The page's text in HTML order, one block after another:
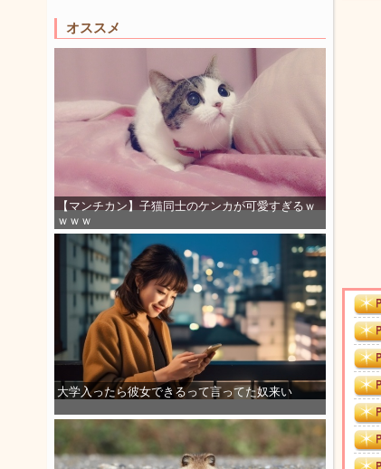
オススメ
【マンチカン】子猫同士のケンカが可愛すぎるｗ
ｗｗｗ
大学入ったら彼女できるって言ってた奴来い